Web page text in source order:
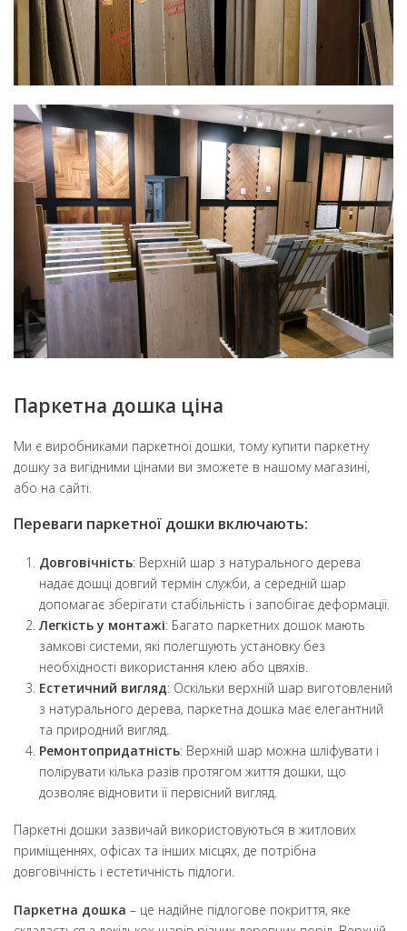
Паркетна дошка ціна
Ми є виробниками паркетної дошки, тому купити паркетну
дошку за вигідними цінами ви зможете в нашому магазині,
або на сайті.
Переваги паркетної дошки включають:
Довговічність: Верхній шар з натурального дерева
надає дошці довгий термін служби, а середній шар
допомагає зберігати стабільність і запобігає деформації.
Легкість у монтажі: Багато паркетних дошок мають
замкові системи, які полегшують установку без
необхідності використання клею або цвяхів.
Естетичний вигляд: Оскільки верхній шар виготовлений
з натурального дерева, паркетна дошка має елегантний
та природний вигляд.
Ремонтопридатність: Верхній шар можна шліфувати і
полірувати кілька разів протягом життя дошки, що
дозволяє відновити її первісний вигляд.
Паркетні дошки зазвичай використовуються в житлових
приміщеннях, офісах та інших місцях, де потрібна
довговічність і естетичність підлоги.
Паркетна дошка – це надійне підлогове покриття, яке